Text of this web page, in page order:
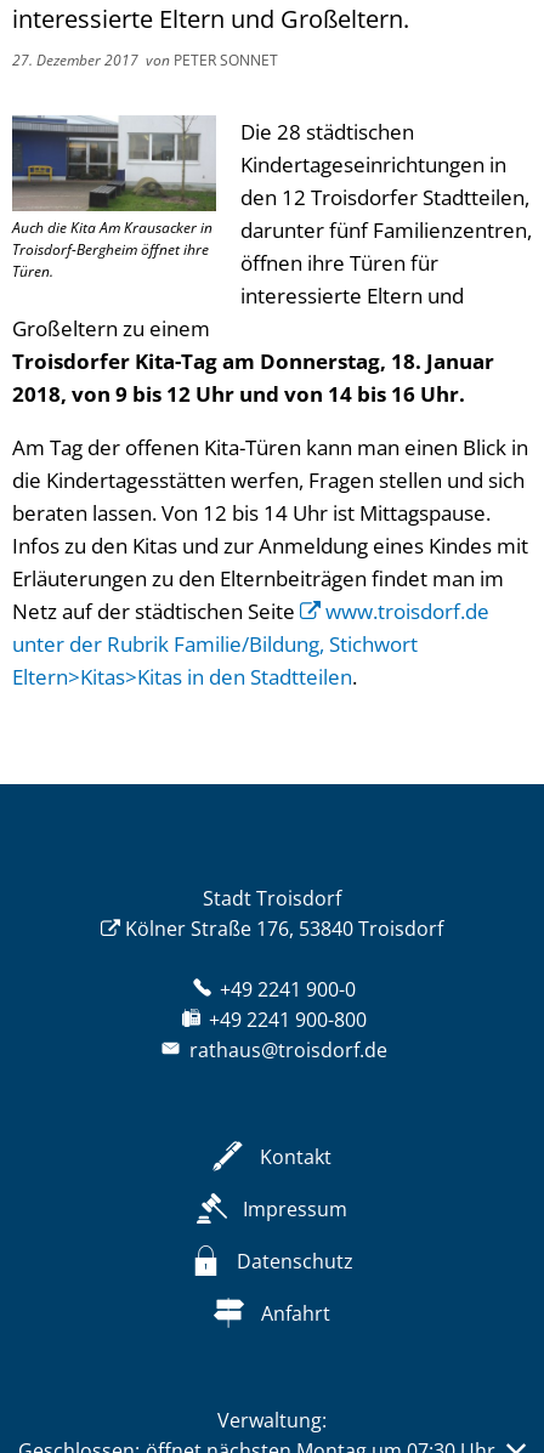
interessierte Eltern und Großeltern.
27. Dezember 2017 von PETER SONNET
Auch die Kita Am Krausacker in
Troisdorf-Bergheim öffnet ihre
Türen.
Die 28 städtischen
Kindertageseinrichtungen in
den 12 Troisdorfer Stadtteilen,
darunter fünf Familienzentren,
öffnen ihre Türen für
interessierte Eltern und
Großeltern zu einem
Troisdorfer Kita-Tag am Donnerstag, 18. Januar
2018, von 9 bis 12 Uhr und von 14 bis 16 Uhr.
Am Tag der offenen Kita-Türen kann man einen Blick in
die Kindertagesstätten werfen, Fragen stellen und sich
beraten lassen. Von 12 bis 14 Uhr ist Mittagspause.
Infos zu den Kitas und zur Anmeldung eines Kindes mit
Erläuterungen zu den Elternbeiträgen findet man im
Netz auf der städtischen Seite
www.troisdorf.de
unter der Rubrik Familie/Bildung, Stichwort
Eltern>Kitas>Kitas in den Stadtteilen.
Stadt Troisdorf
Kölner Straße 176, 53840 Troisdorf
+49 2241 900-0
+49 2241 900-800
rathaus@troisdorf.de
Kontakt
Impressum
Datenschutz
Anfahrt
Verwaltung: